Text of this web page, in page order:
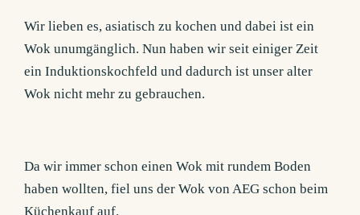
Wir lieben es, asiatisch zu kochen und dabei ist ein
Wok unumgänglich. Nun haben wir seit einiger Zeit
ein Induktionskochfeld und dadurch ist unser alter
Wok nicht mehr zu gebrauchen.
Da wir immer schon einen Wok mit rundem Boden
haben wollten, fiel uns der Wok von AEG schon beim
Küchenkauf auf.